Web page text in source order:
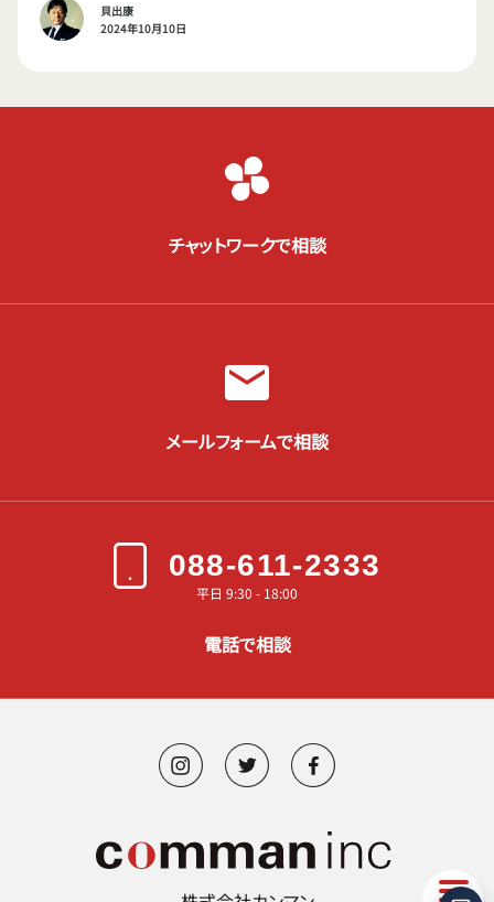
貝出康
2024年10月10日
チャットワークで相談
メールフォームで相談
088-611-2333
平日 9:30 - 18:00
電話で相談